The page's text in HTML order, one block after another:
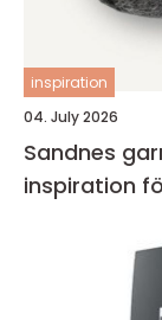
inspiration
04. July 2026
Sandnes garn kvalitet, tradition
inspiration